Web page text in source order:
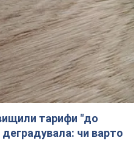
тарифи "до
деградувала: чи варто